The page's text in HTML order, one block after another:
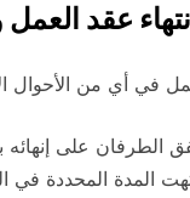
عقد
في أي من الأحوال
الطرفان على
المدة المحددة